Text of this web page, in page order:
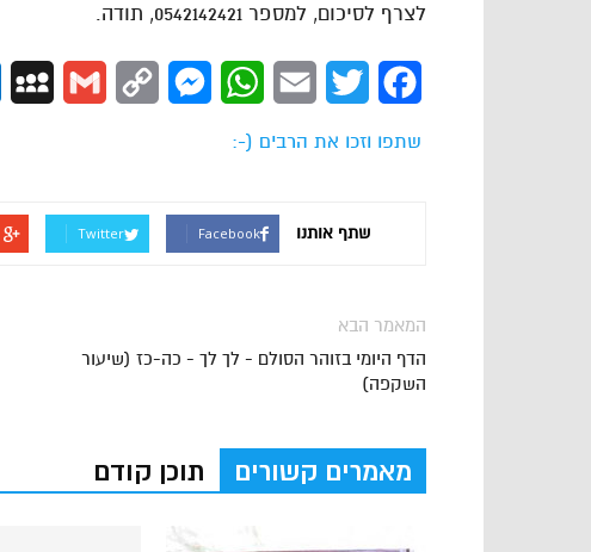
לצרף לסיכום, למספר 0542142421, תודה.
Facebook
Twitter
Email
WhatsApp
Messenger
Copy
Gmail
שתפו וזכו את הרבים (-:
שתף אותנו Facebook
Twitter
המאמר הבא
הדף היומי בזוהר הסולם - לך לך - כה-כז (שיעור
השקפה)
מאמרים קשורים תוכן קודם